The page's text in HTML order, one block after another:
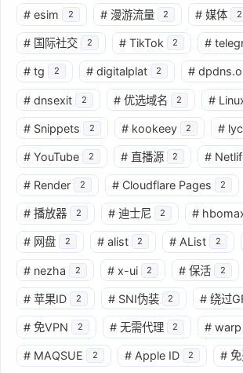
# esim 2 # 漫游流量 2 # 媒体 2
# 国际社交 2 # TikTok 2 #
# tg 2 # digitalplat 2 #
# dnsexit 2 # 优选域名 2 #
# Snippets 2 # kookeey 2 #
# YouTube 2 # 直播源 2 #
# Render 2 # Cloudflare Pages 2
# 播放器 2 # 迪士尼 2 #
# 网盘 2 # alist 2 # AList 2
# nezha 2 # x-ui 2 # 保活 2
# 苹果ID 2 # SNI伪装 2 # 绕过
# 免VPN 2 # 无需代理 2 # warp
# MAQSUE 2 # Apple ID 2 #